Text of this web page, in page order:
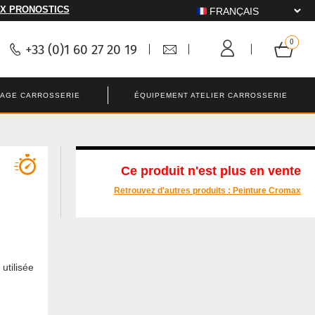
PRONOSTICS
+33 (0)1 60 27 20 19
CARROSSERIE ÉQUIPEMENT ATELIER CARROSSERIE
Ce produit n'est plus en vente
Retrouvez d'autres produits : Peinture Cromax